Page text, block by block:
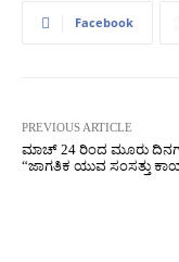
Facebook
PREVIOUS ARTICLE
ಮಾಚ್ 24 ರಿಂದ ಮೂರು
“ಜಾಗತಿಕ ಯುವ ಸಂಸತ್ತು